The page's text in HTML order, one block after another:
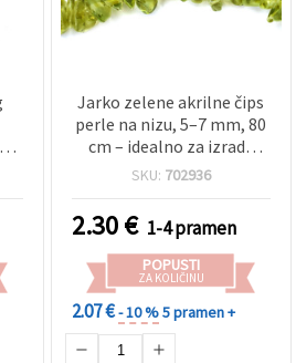
Jarko zelene akrilne čips
perle na nizu, 5–7 mm, 80
cm – idealno za izradu
nakita i dekoracija
SKU: 702936
2.30€ 1-4 pramen
POPUSTI
ZA KOLIČINU
2.07 €- 10 %5 pramen +